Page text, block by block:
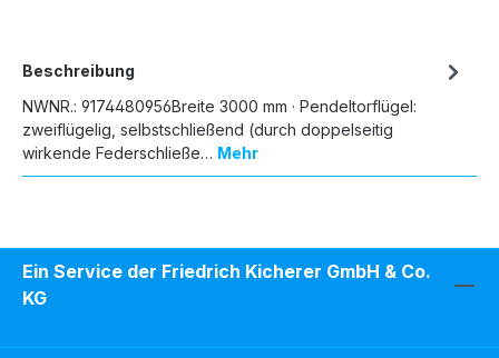
Beschreibung
NWNR.: 9174480956Breite 3000 mm · Pendeltorflügel:
zweiflügelig, selbstschließend (durch doppelseitig
wirkende Federschließe… Mehr
Ein Service der Friedrich Kicherer GmbH & Co.
KG